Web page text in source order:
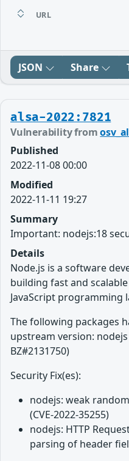
URL
JSON Share
alsa-2022:7821
Vulnerability from
Published
2022-11-08 00:00
Modified
2022-11-11 19:27
Summary
Important: nodejs:18
Details
Node.js is a software
building fast and
JavaScript programming
The following packages
upstream version: nodejs
BZ#2131750)
Security Fix(es):
nodejs: weak
(CVE-2022-35255)
nodejs: HTTP
parsing of header